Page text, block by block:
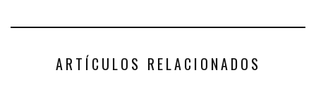
en en
ARTÍCULOS RELACIONADOS